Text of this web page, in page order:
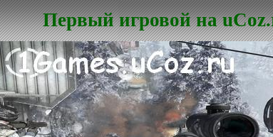
Первый игровой на